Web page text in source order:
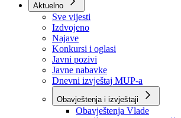
Aktuelno
Sve vijesti
Izdvojeno
Najave
Konkursi i oglasi
Javni pozivi
Javne nabavke
Dnevni izvještaj MUP-a